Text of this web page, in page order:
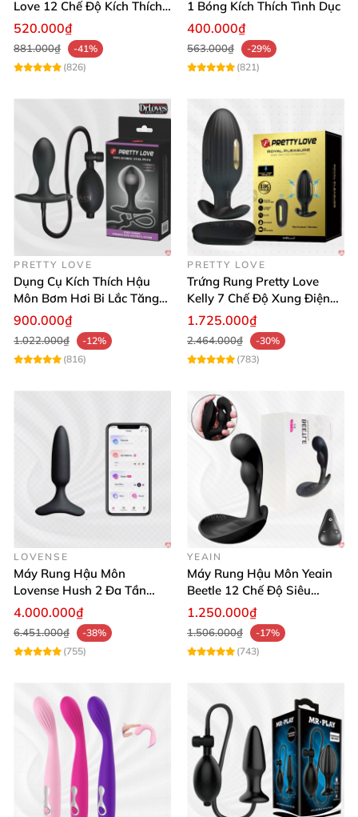
🛒 Mua Máy Rung Guerlain Ngay Hôm
Nay! 🚀
– chìa khóa mở ra khoái lạc đỉnh cao. Thêm vào giỏ
hàng ngay để trải nghiệm sự khác biệt! 💥
Love 12 Chế Độ Kích Thích
Cực Mạnh
520.000₫
881.000₫
-41%
(826)
1 Bóng Kích Thích Tình Dục
400.000₫
563.000₫
-29%
(821)
PRETTY LOVE
Dụng Cụ Kích Thích Hậu
Môn Bơm Hơi Bi Lắc Tăng
Khoái Cảm
900.000₫
1.022.000₫
-12%
(816)
PRETTY LOVE
Trứng Rung Pretty Love
Kelly 7 Chế Độ Xung Điện
Mạnh Mẽ
1.725.000₫
2.464.000₫
-30%
(783)
LOVENSE
Máy Rung Hậu Môn
Lovense Hush 2 Đa Tần
Điều Khiển Qua App Siêu
4.000.000₫
6.451.000₫
-38%
(755)
YEAIN
Máy Rung Hậu Môn Yeain
Beetle 12 Chế Độ Siêu
Mạnh Đa Năng
1.250.000₫
1.506.000₫
-17%
(743)